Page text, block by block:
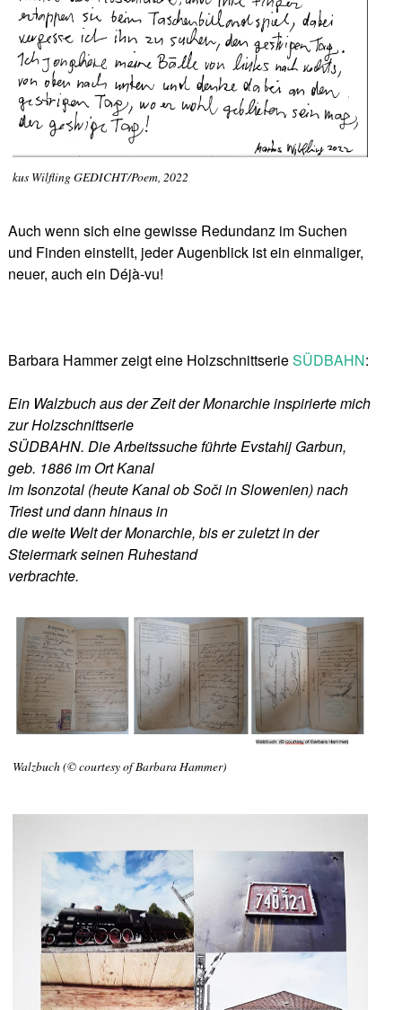
kus Wilfling GEDICHT/Poem, 2022
Auch wenn sich eine gewisse Redundanz im Suchen
und Finden einstellt, jeder Augenblick ist ein einmaliger,
neuer, auch ein Déjà-vu!
Barbara Hammer zeigt eine HolzschnittserieSÜDBAHN:
Ein Walzbuch aus der Zeit der Monarchie inspirierte mich
zur Holzschnittserie
SÜDBAHN. Die Arbeitssuche führte Evstahij Garbun,
geb. 1886 im Ort Kanal
im Isonzotal (heute Kanal ob Soči in Slowenien) nach
Triest und dann hinaus in
die weite Welt der Monarchie, bis er zuletzt in der
Steiermark seinen Ruhestand
verbrachte.
Walzbuch (© courtesy of Barbara Hammer)